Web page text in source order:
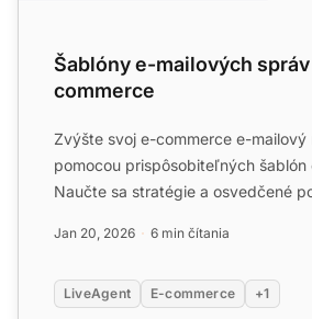
Šablóny e-mailových
commerce
Zvýšte svoj e-commerce e-mailový
pomocou prispôsobiteľných šablón
Naučte sa stratégie a osvedčené
Jan 20, 2026 6 min čítania
LiveAgent E-commerce +1